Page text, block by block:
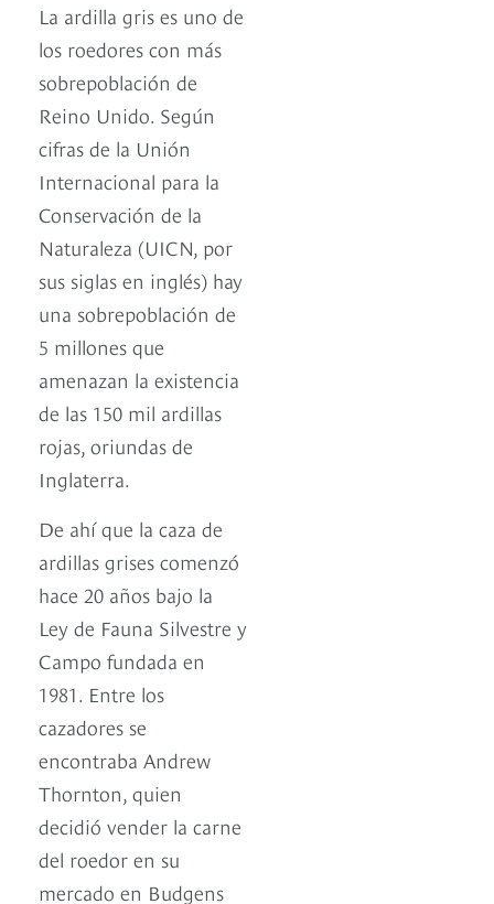
La ardilla gris es uno de
los roedores con más
sobrepoblación de
Reino Unido. Según
cifras de la Unión
Internacional para la
Conservación de la
Naturaleza (UICN, por
sus siglas en inglés) hay
una sobrepoblación de
5 millones que
amenazan la existencia
de las 150 mil ardillas
rojas, oriundas de
Inglaterra.
De ahí que la caza de
ardillas grises comenzó
hace 20 años bajo la
Ley de Fauna Silvestre y
Campo fundada en
1981. Entre los
cazadores se
encontraba Andrew
Thornton, quien
decidió vender la carne
del roedor en su
mercado en Budgens